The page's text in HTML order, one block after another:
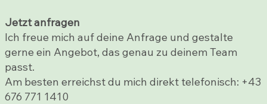
Jetzt anfragen
Ich freue mich auf deine Anfrage und gestalte
gerne ein Angebot, das genau zu deinem Team
passt.
Am besten erreichst du mich direkt telefonisch: +43
676 771 1410